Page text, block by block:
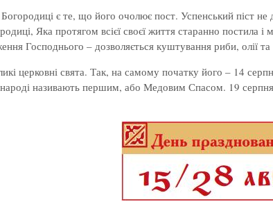
є те, що його очолює пост. Успенський піст
Яка протягом всієї своєї життя старанно постила
Господнього – дозволяється куштування риби, олії
церковні свята. Так, на самому початку його – 14
називають першим, або Медовим Спасом. 19